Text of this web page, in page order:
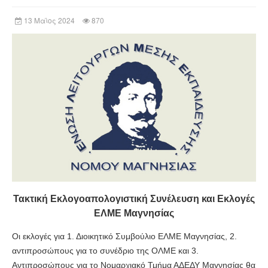
13 Μαϊος 2024 870
Τακτική Εκλογοαπολογιστική Συνέλευση και Εκλογές
ΕΛΜΕ Μαγνησίας
Οι εκλογές για 1. Διοικητικό Συμβούλιο ΕΛΜΕ Μαγνησίας, 2.
αντιπροσώπους για το συνέδριο της ΟΛΜΕ και 3.
Αντιπροσώπους για το Νομαρχιακό Τμήμα ΑΔΕΔΥ Μαγνησίας θα